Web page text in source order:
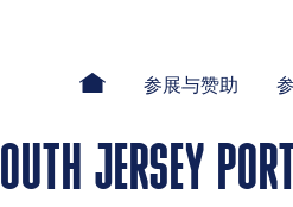
参展与赞助
JERSEY